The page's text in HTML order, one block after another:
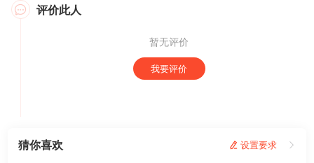
 评价此人
暂无评价
我要评价
猜你喜欢  设置要求 